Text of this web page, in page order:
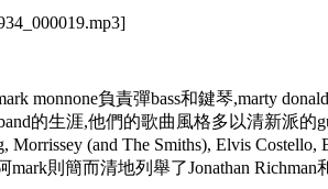
monnone負責彈bass和鍵琴,marty
的生涯,他們的歌曲風格多以清新派
(and The Smiths), Elvis Costello,
mark則簡而清地列舉了Jonathan